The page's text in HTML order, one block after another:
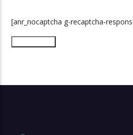
[anr_nocaptcha g-recaptcha-